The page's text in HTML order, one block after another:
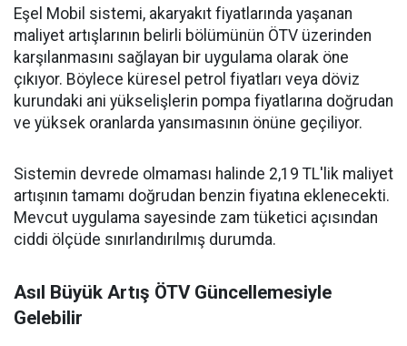
Eşel Mobil sistemi, akaryakıt fiyatlarında yaşanan
maliyet artışlarının belirli bölümünün ÖTV üzerinden
karşılanmasını sağlayan bir uygulama olarak öne
çıkıyor. Böylece küresel petrol fiyatları veya döviz
kurundaki ani yükselişlerin pompa fiyatlarına doğrudan
ve yüksek oranlarda yansımasının önüne geçiliyor.
Sistemin devrede olmaması halinde 2,19 TL'lik maliyet
artışının tamamı doğrudan benzin fiyatına eklenecekti.
Mevcut uygulama sayesinde zam tüketici açısından
ciddi ölçüde sınırlandırılmış durumda.
Asıl Büyük Artış ÖTV Güncellemesiyle
Gelebilir